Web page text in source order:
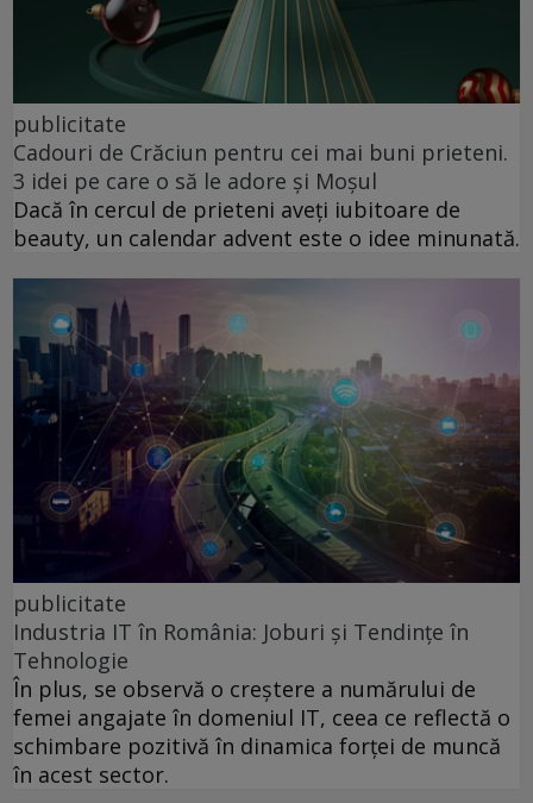
publicitate
Cadouri de Crăciun pentru cei mai buni prieteni.
3 idei pe care o să le adore și Moșul
Dacă în cercul de prieteni aveți iubitoare de
beauty, un calendar advent este o idee minunată.
publicitate
Industria IT în România: Joburi și Tendințe în
Tehnologie
În plus, se observă o creștere a numărului de
femei angajate în domeniul IT, ceea ce reflectă o
schimbare pozitivă în dinamica forței de muncă
în acest sector.